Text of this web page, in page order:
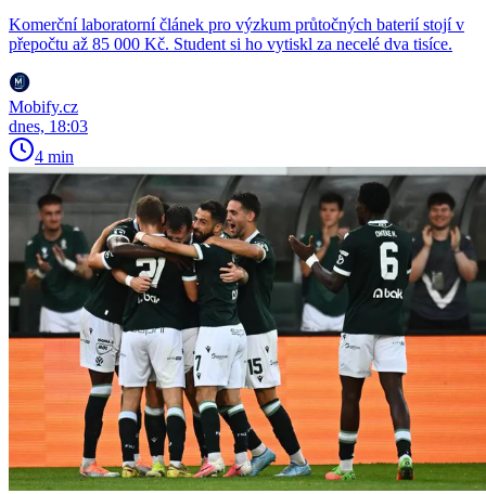
Komerční laboratorní článek pro výzkum průtočných baterií stojí v
přepočtu až 85 000 Kč. Student si ho vytiskl za necelé dva tisíce.
Mobify.cz
dnes, 18:03
4 min